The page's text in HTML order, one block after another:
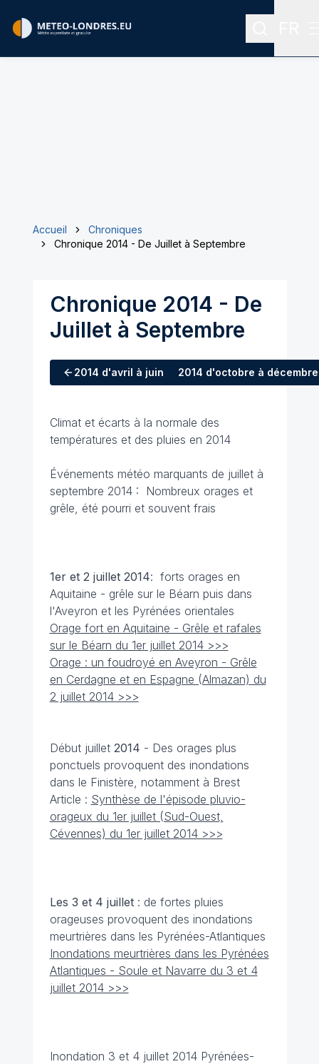
Accueil
Chroniques
Chronique 2014 - De Juillet à Septembre
Chronique 2014 - De
Juillet à Septembre
2014 d'avril à juin 2014 d'octobre à décembre
Climat et écarts à la normale des
températures et des pluies en 2014
Événements météo marquants de juillet à
septembre 2014 : Nombreux orages et
grêle, été pourri et souvent frais
1er et 2 juillet 2014: forts orages en
Aquitaine - grêle sur le Béarn puis dans
l'Aveyron et les Pyrénées orientales
Orage fort en Aquitaine - Grêle et rafales
sur le Béarn du 1er juillet 2014 >>>
Orage : un foudroyé en Aveyron - Grêle
en Cerdagne et en Espagne (Almazan) du
2 juillet 2014 >>>
Début juillet 2014 - Des orages plus
ponctuels provoquent des inondations
dans le Finistère, notamment à Brest
Article : Synthèse de l'épisode pluvio-
orageux du 1er juillet (Sud-Ouest,
Cévennes) du 1er juillet 2014 >>>
Les 3 et 4 juillet : de fortes pluies
orageuses provoquent des inondations
meurtrières dans les Pyrénées-Atlantiques
Inondations meurtrières dans les Pyrénées
Atlantiques - Soule et Navarre du 3 et 4
juillet 2014 >>>
Inondation 3 et 4 juillet 2014 Pyrénées-